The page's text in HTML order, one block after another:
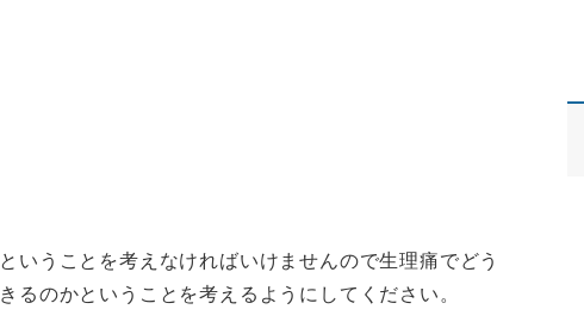
いうことを考えなければいけませんので生理痛でどう
のかということを考えるようにしてください。